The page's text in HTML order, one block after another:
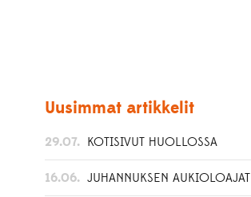
Uusimmat artikkelit
29.07. KOTISIVUT HUOLLOSSA
16.06. JUHANNUKSEN AUKIOLOAJAT